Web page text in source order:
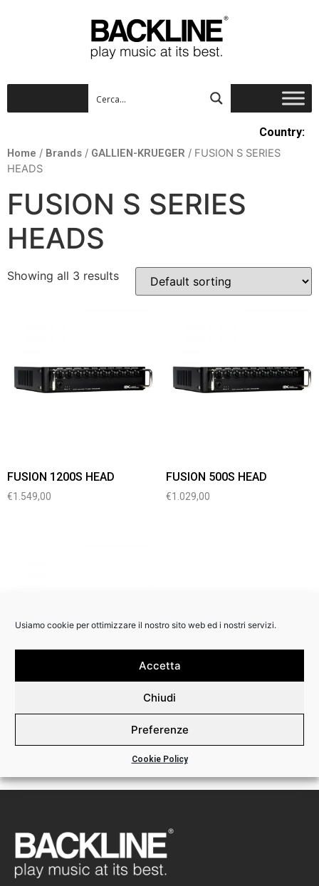
Usiamo cookie per ottimizzare il nostro sito web ed i nostri servizi.
Accetta
Chiudi
Preferenze
Cookie Policy
Country:
Home / Brands / GALLIEN-KRUEGER / FUSION S SERIES
HEADS
FUSION S SERIES
HEADS
Showing all 3 results
FUSION 1200S HEAD
€1.549,00
FUSION 500S HEAD
€1.029,00
FUSION 800S HEAD